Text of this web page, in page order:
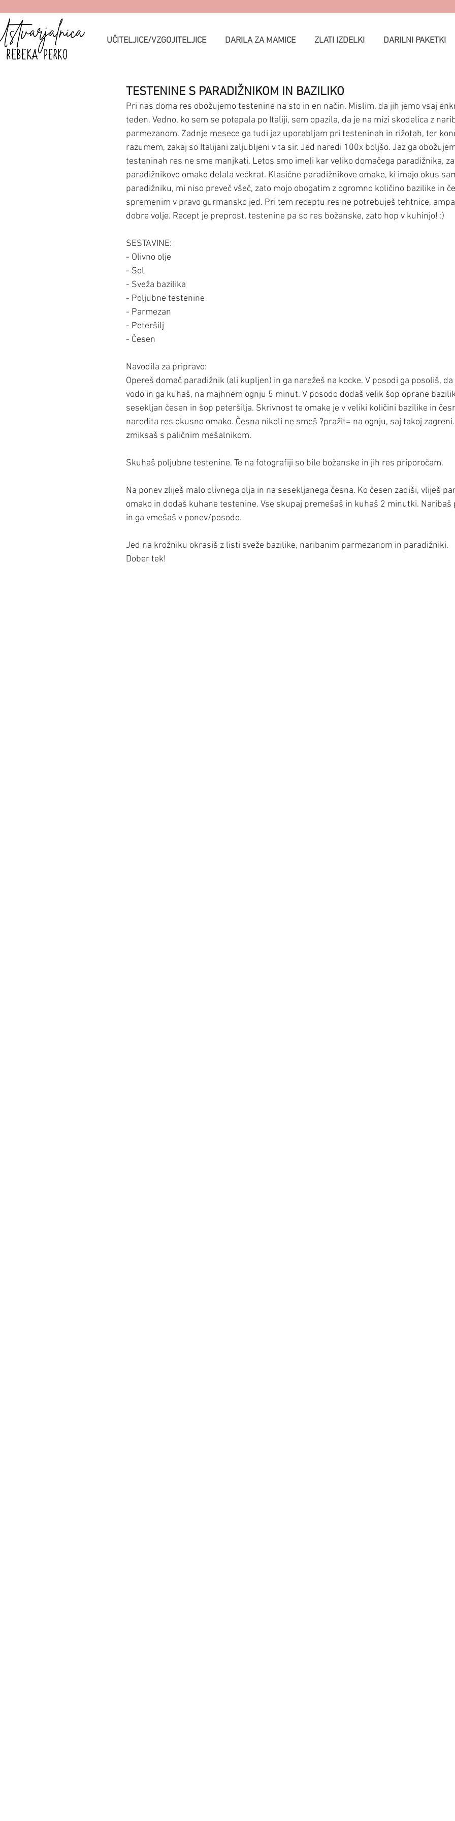
UČITELJICE/VZGOJITELJICE DARILA ZA MAMICE ZLATI IZDELKI DARILNI PAKETKI
TESTENINE S PARADIŽNIKOM IN BAZILIKO
Pri nas doma res obožujemo testenine na sto in en način. Mislim, da jih jemo vsaj
teden. Vedno, ko sem se potepala po Italiji, sem opazila, da je na mizi skodelica z
parmezanom. Zadnje mesece ga tudi jaz uporabljam pri testeninah in rižotah, ter
razumem, zakaj so Italijani zaljubljeni v ta sir. Jed naredi 100x boljšo. Jaz ga
testeninah res ne sme manjkati. Letos smo imeli kar veliko domačega paradižnika,
paradižnikovo omako delala večkrat. Klasične paradižnikove omake, ki imajo okus
paradižniku, mi niso preveč všeč, zato mojo obogatim z ogromno količino bazilike in
spremenim v pravo gurmansko jed. Pri tem receptu res ne potrebuješ tehtnice,
dobre volje. Recept je preprost, testenine pa so res božanske, zato hop v kuhinjo! :)
SESTAVINE:
- Olivno olje
- Sol
- Sveža bazilika
- Poljubne testenine
- Parmezan
- Peteršilj
- Česen
Navodila za pripravo:
Opereš domač paradižnik (ali kupljen) in ga narežeš na kocke. V posodi ga posoliš,
vodo in ga kuhaš, na majhnem ognju 5 minut. V posodo dodaš velik šop oprane
sesekljan česen in šop peteršilja. Skrivnost te omake je v veliki količini bazilike in
naredita res okusno omako. Česna nikoli ne smeš ?pražit= na ognju, saj takoj
zmiksaš s paličnim mešalnikom.
Skuhaš poljubne testenine. Te na fotografiji so bile božanske in jih res priporočam.
Na ponev zliješ malo olivnega olja in na sesekljanega česna. Ko česen zadiši, vliješ
omako in dodaš kuhane testenine. Vse skupaj premešaš in kuhaš 2 minutki. Naribaš
in ga vmešaš v ponev/posodo.
Jed na krožniku okrasiš z listi sveže bazilike, naribanim parmezanom in paradižniki.
Dober tek!